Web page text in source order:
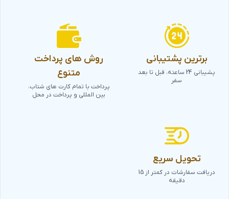
برترین پشتیبانی
پشیبانی 24 ساعته، قبل تا بعد
سفر
روش های پرداخت
متنوع
پرداخت با تمام کارت های شتاب،
بین المللی و پرداخت در محل
تحویل سریع
دریافت سفارشات در کمتر از 15
دقیقه